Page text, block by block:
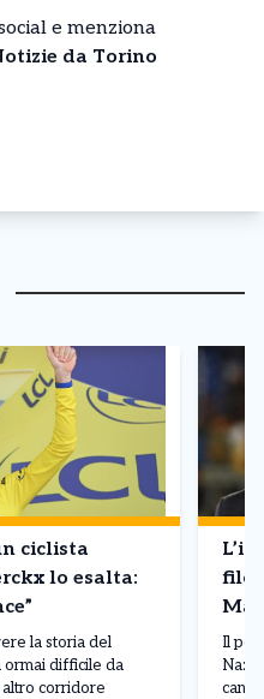
e menziona
da Torino
ciclista
lo esalta:
la storia del
ormai difficile da
altro corridore
filo
Il